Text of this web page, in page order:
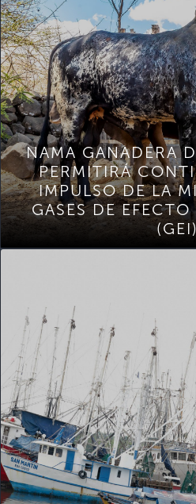
NAMA GANADERA
PERMITIRÁ
IMPULSO DE LA
GASES DE
(GEI)